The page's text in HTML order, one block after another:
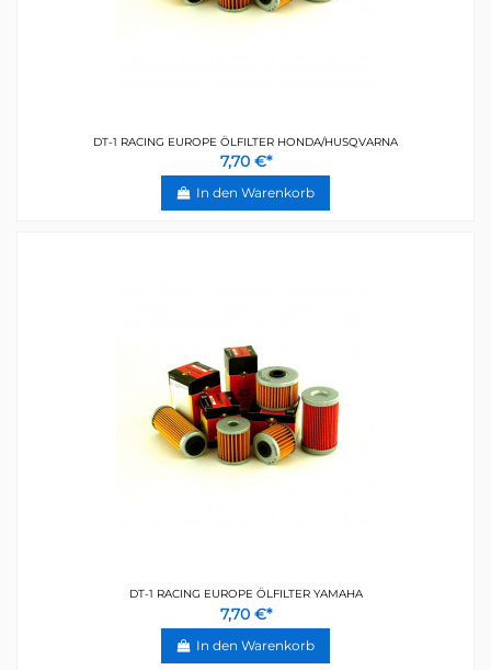
DT-1 RACING EUROPE ÖLFILTER HONDA/HUSQVARNA
7,70 €*
In den Warenkorb
DT-1 RACING EUROPE ÖLFILTER YAMAHA
7,70 €*
In den Warenkorb